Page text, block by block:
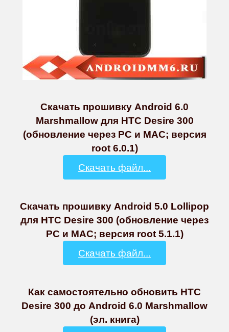
Скачать прошивку Android 6.0
Marshmallow для HTC Desire 300
(обновление через PC и MAC; версия
root 6.0.1)
Скачать файл...
Скачать прошивку Android 5.0 Lollipop
для HTC Desire 300 (обновление через
PC и MAC; версия root 5.1.1)
Скачать файл...
Как самостоятельно обновить HTC
Desire 300 до Android 6.0 Marshmallow
(эл. книга)